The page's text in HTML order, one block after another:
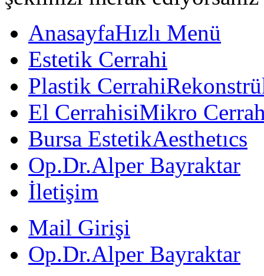
AnasayfaHızlı Menü
Estetik Cerrahi
Plastik Cerrahi
El CerrahisiMikro
Bursa EstetikAesthetıcs
Op.Dr.Alper Bayraktar
İletişim
Mail Girişi
Op.Dr.Alper Bayraktar